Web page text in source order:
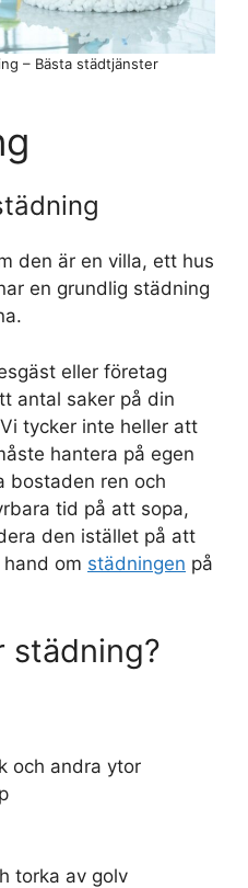
– Bästa städtjänster
den är en villa, ett hus
en grundlig städning
eller företag
antal saker på din
tycker inte heller att
hantera på egen
bostaden ren och
tid på att sopa,
den istället på att
om städningen på
städning?
och andra ytor
torka av golv